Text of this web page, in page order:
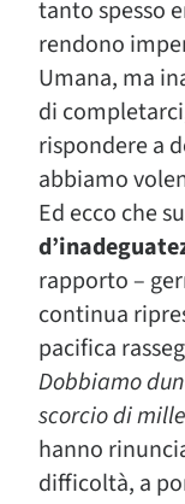
tanto spesso
rendono
Umana, ma
di
rispondere a
abbiamo
Ed ecco che
rapporto –
continua
pacifica
Dobbiamo
scorcio di
hanno
difficoltà, a